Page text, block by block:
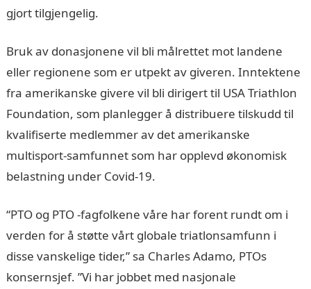
gjort tilgjengelig.
Bruk av donasjonene vil bli målrettet mot landene
eller regionene som er utpekt av giveren. Inntektene
fra amerikanske givere vil bli dirigert til USA Triathlon
Foundation, som planlegger å distribuere tilskudd til
kvalifiserte medlemmer av det amerikanske
multisport-samfunnet som har opplevd økonomisk
belastning under Covid-19.
“PTO og PTO -fagfolkene våre har forent rundt om i
verden for å støtte vårt globale triatlonsamfunn i
disse vanskelige tider,” sa Charles Adamo, PTOs
konsernsjef. ”Vi har jobbet med nasjonale